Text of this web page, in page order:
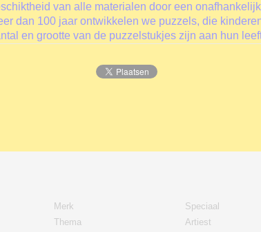
van alle materialen door een
dan 100 jaar ontwikkelen we puzzels, die
en grootte van de puzzelstukjes zijn aan hun
Merk
Thema
Speciaal
Artiest